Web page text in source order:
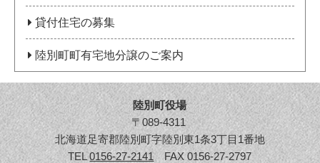
貸付住宅の募集
陸別町町有宅地分譲のご案内
陸別町役場
〒089-4311
北海道足寄郡陸別町字陸別東1条3丁目1番地
TEL0156-27-2141FAX 0156-27-2797